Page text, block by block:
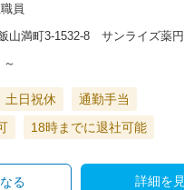
員
山満町3-1532-8 サンライズ薬円
～
土日祝休
通勤手当
18時までに退社可能
詳細を
る